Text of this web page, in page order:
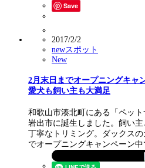
Save
2017/2/2
newスポット
New
2月末日までオープニングキャ
愛犬も飼い主も大満足
和歌山市湊北町にある「ペッ
岩出市に誕生しました。飼い
丁寧なトリミング。ダックス
でオープニングキャンペーン